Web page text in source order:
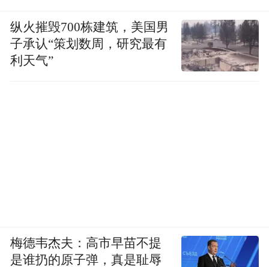
纵火摧毁700栋建筑，美国男
子承认“策划数周，研究最有
利天气”
梅德韦杰夫：高市早苗不提
是谁扔的原子弹，真是耻辱